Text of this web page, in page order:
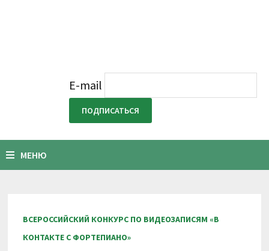
E-mail
МЕНЮ
ВСЕРОССИЙСКИЙ КОНКУРС ПО ВИДЕОЗАПИСЯМ «В
КОНТАКТЕ С ФОРТЕПИАНО»